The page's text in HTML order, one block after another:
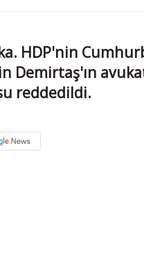
HDP'nin
Demirtaş'ın
reddedildi.